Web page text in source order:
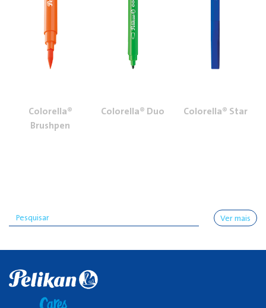
Colorella®
Brushpen
Colorella® Duo Colorella® Star
Ver mais